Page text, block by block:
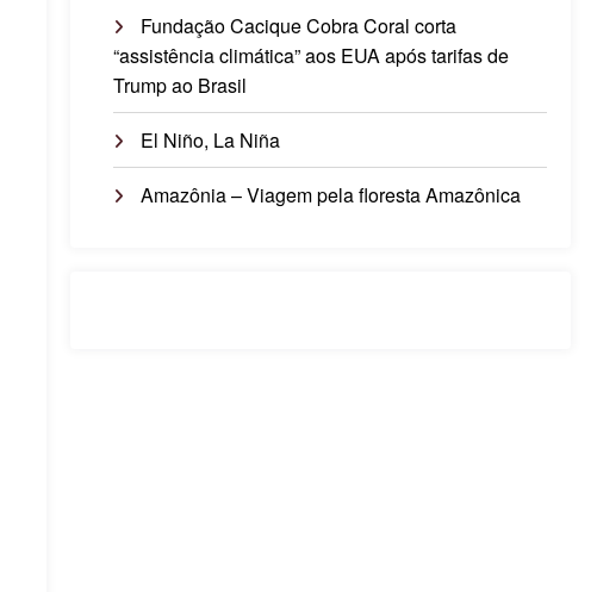
Fundação Cacique Cobra Coral corta
“assistência climática” aos EUA após tarifas de
Trump ao Brasil
El Niño, La Niña
Amazônia – Viagem pela floresta Amazônica